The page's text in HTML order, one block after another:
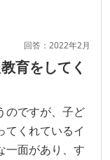
回答：2022年2月
育をしてく
のですが、子ど
てくれているイ
一面があり、す